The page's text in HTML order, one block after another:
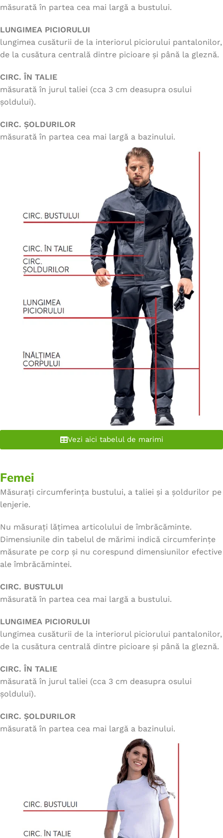
măsurată în partea cea mai largă a bustului.
LUNGIMEA PICIORULUI
lungimea cusăturii de la interiorul piciorului pantalonilor,
de la cusătura centrală dintre picioare și până la gleznă.
CIRC. ÎN TALIE
măsurată în jurul taliei (cca 3 cm deasupra osului
șoldului).
CIRC. ȘOLDURILOR
măsurată în partea cea mai largă a bazinului.
Vezi aici tabelul de marimi
Femei
Măsurați circumferința bustului, a taliei și a șoldurilor pe
lenjerie.
Nu măsurați lățimea articolului de îmbrăcăminte.
Dimensiunile din tabelul de mărimi indică circumferințe
măsurate pe corp și nu corespund dimensiunilor efective
ale îmbrăcămintei.
CIRC. BUSTULUI
măsurată în partea cea mai largă a bustului.
LUNGIMEA PICIORULUI
lungimea cusăturii de la interiorul piciorului pantalonilor,
de la cusătura centrală dintre picioare și până la gleznă.
CIRC. ÎN TALIE
măsurată în jurul taliei (cca 3 cm deasupra osului
șoldului).
CIRC. ȘOLDURILOR
măsurată în partea cea mai largă a bazinului.